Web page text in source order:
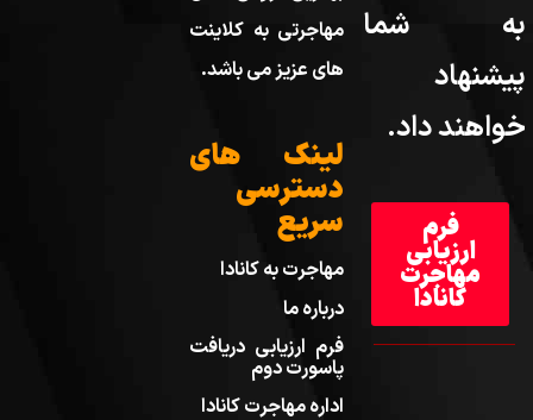
به شما
پیشنهاد
خواهند داد.
فرم
ارزیابی
مهاجرت
کانادا
مهاجرتی به کلاینت
های عزیز می باشد.
لینک های
دسترسی
سریع
مهاجرت به کانادا
درباره ما
فرم ارزیابی دریافت
پاسورت دوم
اداره مهاجرت کانادا